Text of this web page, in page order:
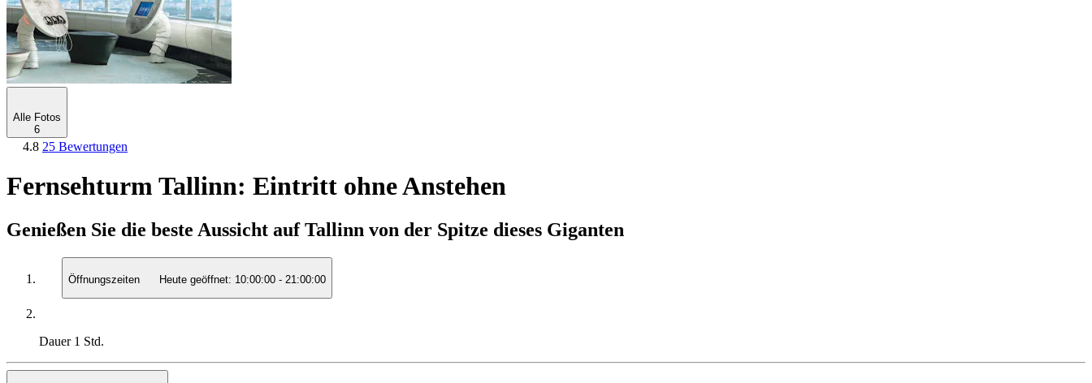
Alle Fotos
6
4.8 25 Bewertungen
Fernsehturm Tallinn: Eintritt ohne Anstehen
Genießen Sie die beste Aussicht auf Tallinn von der Spitze dieses Giganten
Öffnungszeiten Heute geöffnet: 10:00:00 - 21:00:00
Dauer 1 Std.